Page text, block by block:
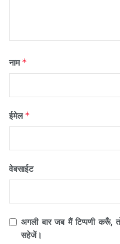
नाम*
ईमेल*
वेबसाईट
अगली बार जब मैं टिप्पणी करूँ,
सहेजें।